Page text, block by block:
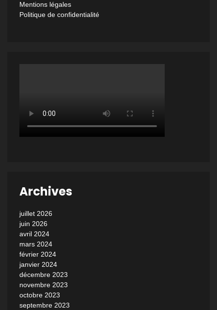
Mentions légales
Politique de confidentialité
Archives
juillet 2026
juin 2026
avril 2024
mars 2024
février 2024
janvier 2024
décembre 2023
novembre 2023
octobre 2023
septembre 2023